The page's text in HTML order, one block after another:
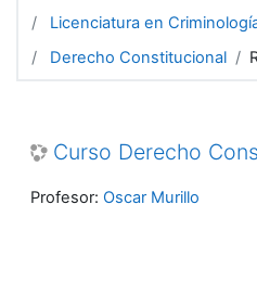
Licenciatura en
Derecho Constitucional
Curso Derecho
Profesor: Oscar Murillo